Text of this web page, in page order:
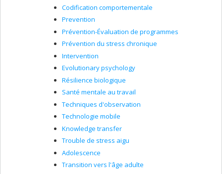
Codification comportementale
Prevention
Prévention-Évaluation de programmes
Prévention du stress chronique
Intervention
Evolutionary psychology
Résilience biologique
Santé mentale au travail
Techniques d'observation
Technologie mobile
Knowledge transfer
Trouble de stress aigu
Adolescence
Transition vers l'âge adulte